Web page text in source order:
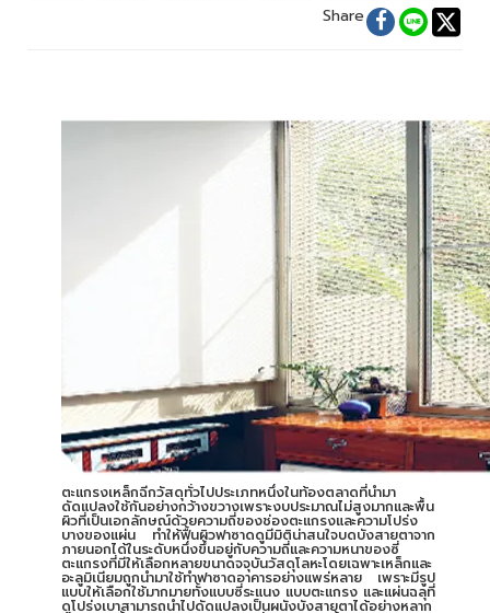
Share
ตะแกรงเหล็กฉีกวัสดุทั่วไปประเภทหนึ่งในท้องตลาดที่นำมา
ดัดแปลงใช้กันอย่างกว้างขวางเพราะงบประมาณไม่สูงมากและพื้น
ผิวที่เป็นเอกลักษณ์ด้วยความถี่ของช่องตะแกรงและความโปร่ง
บางของแผ่น ทำให้ฟื้นผิวฟาซาดดูมีมิติน่าสนใจบดบังสายตาจาก
ภายนอกได้ในระดับหนึ่งขึ้นอยู่กับความถี่และความหนาของซี่
ตะแกรงที่มีให้เลือกหลายขนาดจจุบันวัสดุโลหะโดยเฉพาะเหล็กและ
อะลูมิเนียมถูกนำมาใช้ทำฟาซาดอาคารอย่างแพร่หลาย เพราะมีรูป
แบบให้เลือกใช้มากมายทั้งแบบซี่ระแนง แบบตะแกรง และแผ่นฉลุที่
ดูโปร่งเบาสามารถนำไปดัดแปลงเป็นผนังบังสายตาได้อย่างหลาก